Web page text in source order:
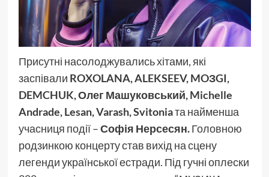
Присутні насолоджувались хітами, які
заспівали ROXOLANA, ALEKSEEV, MOЗGI,
DEMCHUK, Олег Машуковський, Michelle
Andrade, Lesan, Varash, Svitoniaта найменша
учасниця події –Софія Нерсесян.Головною
родзинкою концерту став вихід на сцену
легенди української естради. Під гучні оплески